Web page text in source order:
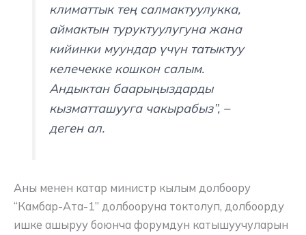
климаттык тең салмактуулукка,
аймактын туруктуулугуна жана
кийинки муундар үчүн татыктуу
келечекке кошкон салым.
Андыктан баарыңыздарды
кызматташууга чакырабыз”, –
деген ал.
Аны менен катар министр кылым долбоору
“Камбар-Ата-1” долбооруна токтолуп, долбоорду
ишке ашыруу боюнча форумдун катышуучуларын